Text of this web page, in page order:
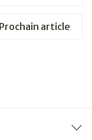
Prochain article